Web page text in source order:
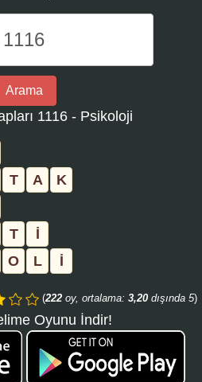
Word
Kelime
Oyunu
bulmaca
ve
aramayı
Arama
1116 - Psikoloji
T A
K
T
İ
O L İ
(222 oy, ortalama: 3,20 dışında 5)
Oyunu İndir!